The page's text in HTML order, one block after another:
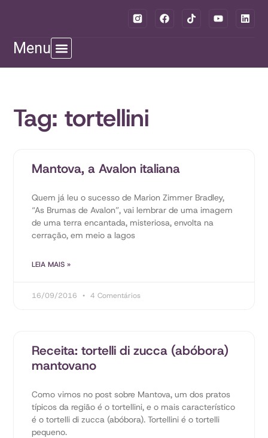
Menu
Tag: tortellini
Mantova, a Avalon italiana
Quem já leu o sucesso de Marion Zimmer Bradley,
“As Brumas de Avalon”, vai lembrar de uma imagem
de uma terra encantada, misteriosa, envolta na
cerração, em meio a lagos
LEIA MAIS »
16/09/2016 4 Comentários
Receita: tortelli di zucca (abóbora)
mantovano
Como vimos no post sobre Mantova, um dos pratos
típicos da região é o tortellini, e o mais característico
é o tortelli di zucca (abóbora). Tortellini é o tortelli
pequeno.